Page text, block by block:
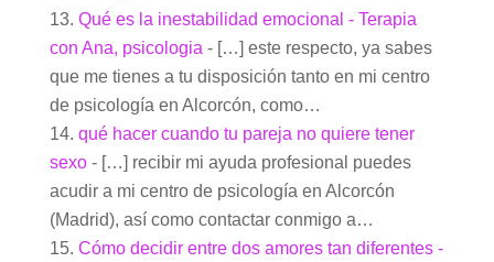
Qué es la inestabilidad emocional - Terapia
con Ana, psicologia - […] este respecto, ya sabes
que me tienes a tu disposición tanto en mi centro
de psicología en Alcorcón, como…
qué hacer cuando tu pareja no quiere tener
sexo- […] recibir mi ayuda profesional puedes
acudir a mi centro de psicología en Alcorcón
(Madrid), así como contactar conmigo a…
Cómo decidir entre dos amores tan diferentes -